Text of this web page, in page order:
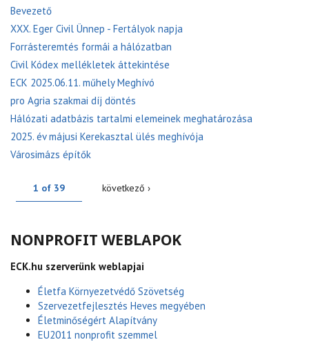
Bevezető
XXX. Eger Civil Ünnep - Fertályok napja
Forrásteremtés formái a hálózatban
Civil Kódex mellékletek áttekintése
ECK 2025.06.11. műhely Meghívó
pro Agria szakmai díj döntés
Hálózati adatbázis tartalmi elemeinek meghatározása
2025. év májusi Kerekasztal ülés meghívója
Városimázs építők
1 of 39 következő ›
NONPROFIT WEBLAPOK
ECK.hu szerverünk weblapjai
Életfa Környezetvédő Szövetség
Szervezetfejlesztés Heves megyében
Életminőségért Alapítvány
EU2011 nonprofit szemmel